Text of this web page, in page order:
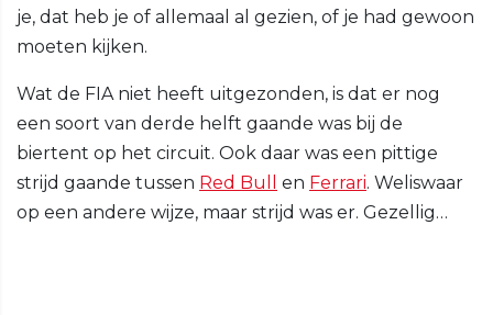
je, dat heb je of allemaal al gezien, of je had gewoon
moeten kijken.
Wat de FIA niet heeft uitgezonden, is dat er nog
een soort van derde helft gaande was bij de
biertent op het circuit. Ook daar was een pittige
strijd gaande tussen Red Bull en Ferrari. Weliswaar
op een andere wijze, maar strijd was er. Gezellig…